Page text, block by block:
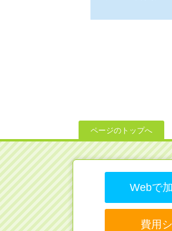
ページのトップへ
Webで
費用